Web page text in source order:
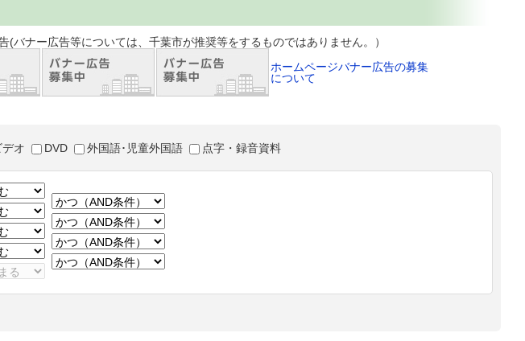
は、千葉市が推奨等をするものではありません。）
ホームページバナー広告の募集
について
デオ DVD 外国語･児童外国語 点字・録音資料